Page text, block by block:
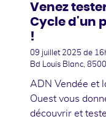
Venez
Cycle d'un
!
09 juillet 2025 de
Bd Louis Blanc,
ADN Vendée et
Ouest vous
découvrir et